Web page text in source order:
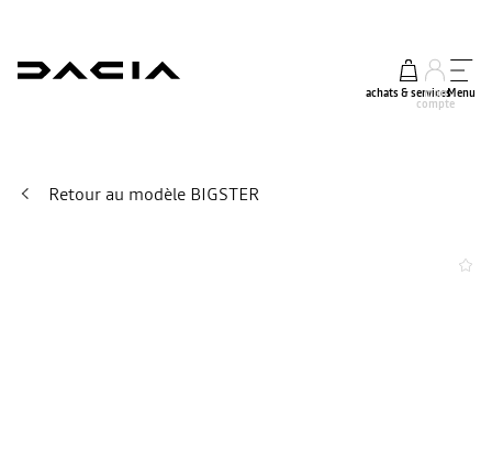
achats & services
mon
compte
Menu
Retour au modèle BIGSTER